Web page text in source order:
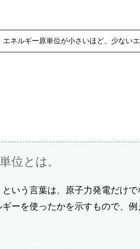
エネルギー原単位が小さいほど、少ない
位とは。
という言葉は、原子力発電だけ
ーを使ったかを示すもので、